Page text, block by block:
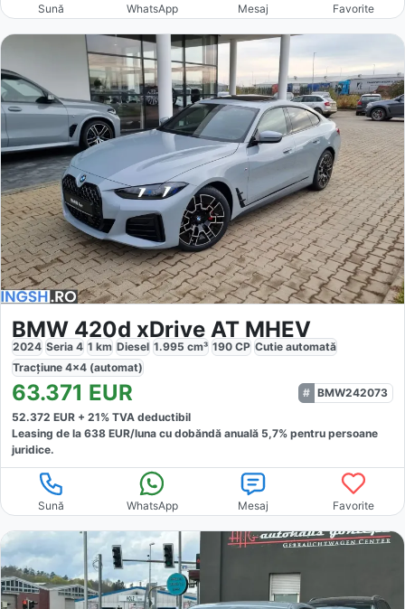
Sună WhatsApp Mesaj Favorite
BMW 420d xDrive AT MHEV
2024 Seria 4 1 km Diesel 1.995 cm³ 190 CP Cutie automată
Tracțiune 4x4 (automat)
63.371 EUR
BMW242073
52.372 EUR + 21% TVA deductibil
Leasing de la 638 EUR/luna cu dobăndă anuală 5,7% pentru persoane
juridice.
Sună WhatsApp Mesaj Favorite